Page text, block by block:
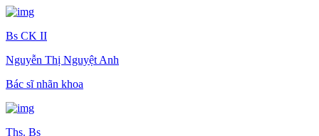
Bs CK II
Nguyễn Thị Nguyệt Anh
Bác sĩ nhãn khoa
Ths. Bs